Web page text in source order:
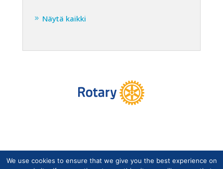
Näytä kaikki
Copyright © Suomen Rotarypalvelu ry 2026 |
We use cookies to ensure that we give you the best experience on